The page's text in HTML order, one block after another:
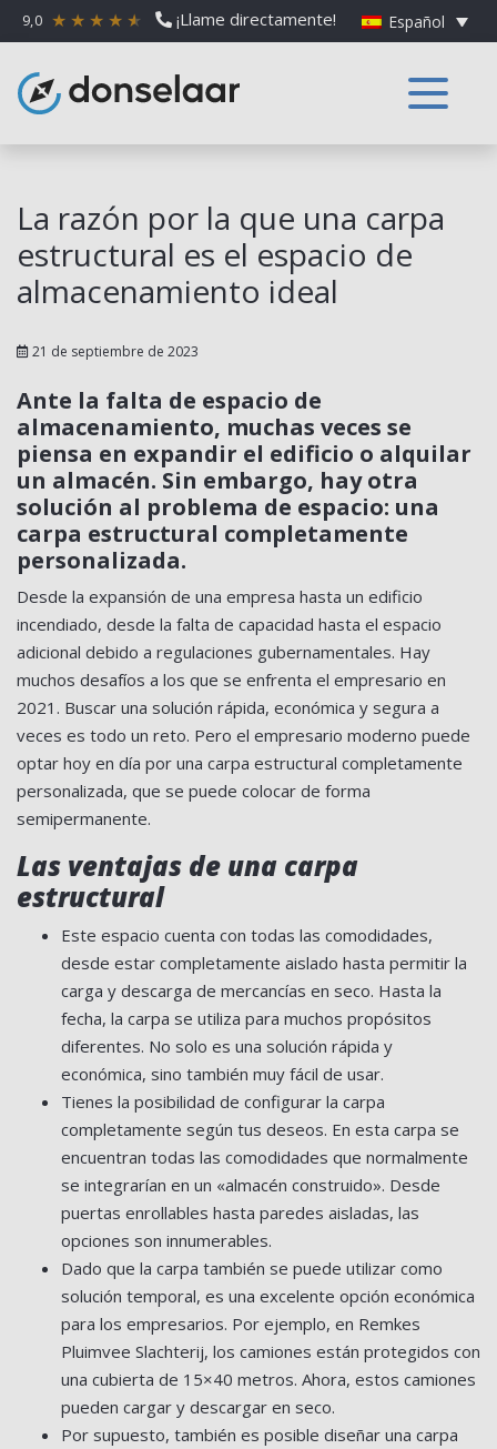
9,0 ¡Llame directamente! Español
La razón por la que una carpa
estructural es el espacio de
almacenamiento ideal
21 de septiembre de 2023
Ante la falta de espacio de
almacenamiento, muchas veces se
piensa en expandir el edificio o alquilar
un almacén. Sin embargo, hay otra
solución al problema de espacio: una
carpa estructural completamente
personalizada.
Desde la expansión de una empresa hasta un edificio
incendiado, desde la falta de capacidad hasta el espacio
adicional debido a regulaciones gubernamentales. Hay
muchos desafíos a los que se enfrenta el empresario en
2021. Buscar una solución rápida, económica y segura a
veces es todo un reto. Pero el empresario moderno puede
optar hoy en día por una carpa estructural completamente
personalizada, que se puede colocar de forma
semipermanente.
Las ventajas de una carpa
estructural
Este espacio cuenta con todas las comodidades,
desde estar completamente aislado hasta permitir la
carga y descarga de mercancías en seco. Hasta la
fecha, la carpa se utiliza para muchos propósitos
diferentes. No solo es una solución rápida y
económica, sino también muy fácil de usar.
Tienes la posibilidad de configurar la carpa
completamente según tus deseos. En esta carpa se
encuentran todas las comodidades que normalmente
se integrarían en un «almacén construido». Desde
puertas enrollables hasta paredes aisladas, las
opciones son innumerables.
Dado que la carpa también se puede utilizar como
solución temporal, es una excelente opción económica
para los empresarios. Por ejemplo, en Remkes
Pluimvee Slachterij, los camiones están protegidos con
una cubierta de 15×40 metros. Ahora, estos camiones
pueden cargar y descargar en seco.
Por supuesto, también es posible diseñar una carpa